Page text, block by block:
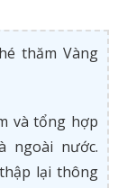
thăm Vàng
và tổng hợp
ngoài nước.
lại thông